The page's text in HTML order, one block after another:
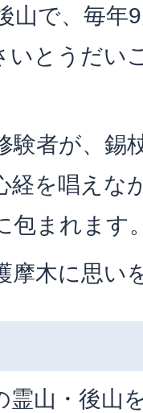
山で、毎年
いとうだい
験者が、錫
経を唱えな
包まれます
摩木に思い
霊山・後山